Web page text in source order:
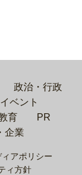
政治・行政
イベント
育
PR
企業
ィアポリシー
ィ方針